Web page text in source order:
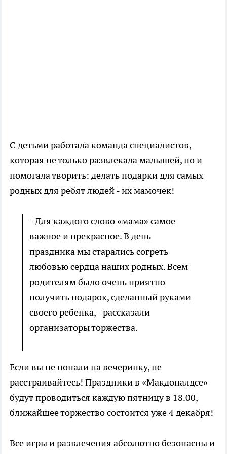
С детьми работала команда специалистов,
которая не только развлекала малышей, но и
помогала творить: делать подарки для самых
родных для ребят людей - их мамочек!
- Для каждого слово «мама» самое
важное и прекрасное. В день
праздника мы старались согреть
любовью сердца наших родных. Всем
родителям было очень приятно
получить подарок, сделанный руками
своего ребенка, - рассказали
организаторы торжества.
Если вы не попали на вечеринку, не
расстраивайтесь! Праздники в «Макдоналдсе»
будут проводиться каждую пятницу в 18.00,
ближайшее торжество состоится уже 4 декабря!
Все игры и развлечения абсолютно безопасны и